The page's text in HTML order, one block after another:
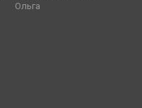
Ольга